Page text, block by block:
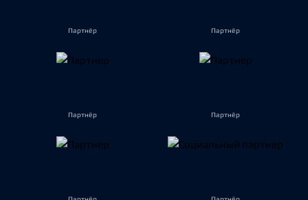
Партнёр Партнёр
Партнёр Партнёр